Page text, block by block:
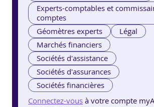
Experts-comptables et
comptes
Géomètres experts
Légal
Marchés financiers
Sociétés d'assistance
Sociétés d'assurances
Sociétés financières
Connectez-vous à votre compte